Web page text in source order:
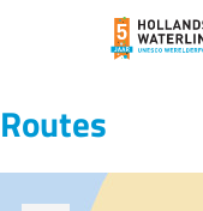
a
n
a
Routes